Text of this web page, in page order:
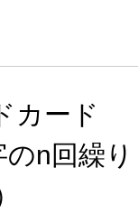
カード
のn回繰り